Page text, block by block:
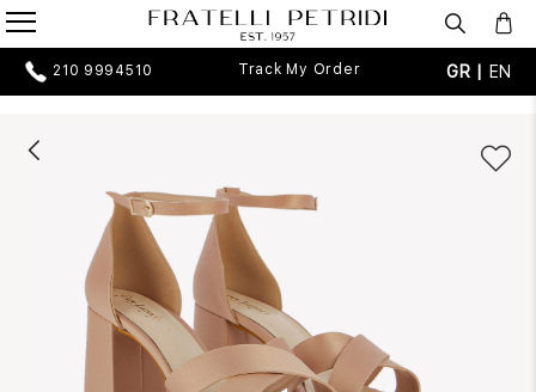
210 9994510 Track My Order GR | EN